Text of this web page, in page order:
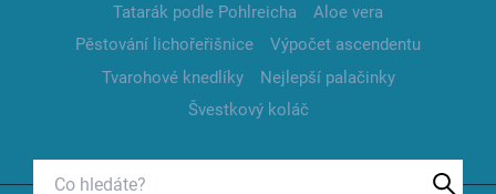
Tatarák podle Pohlreicha
Aloe vera
Pěstování lichořeřišnice
Výpočet ascendentu
Tvarohové knedlíky
Nejlepší palačinky
Švestkový koláč